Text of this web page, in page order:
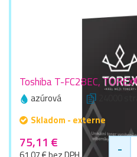
Toshiba T-FC28EC,
azúrová
Skladom - externe
75,11 € -